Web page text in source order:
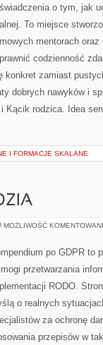
o tym, jak
To miejsce
mentorach
codzienność
konkret zamiast
dobrych nawyków i
Kącik rodzica. Idea
I FORMACJE SKALANE
MOŻLIWOŚĆ
po GDPR to
przetwarzania
RODO.
o realnych
za ochronę
przepisów w